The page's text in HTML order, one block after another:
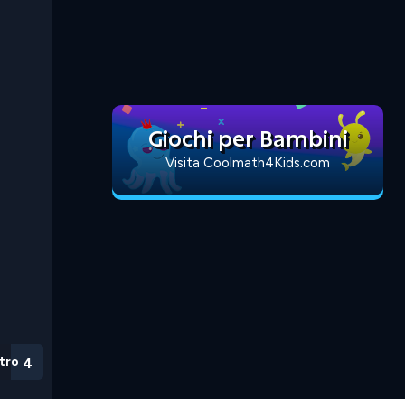
3
Giochi per Bambini
Visita Coolmath4Kids.com